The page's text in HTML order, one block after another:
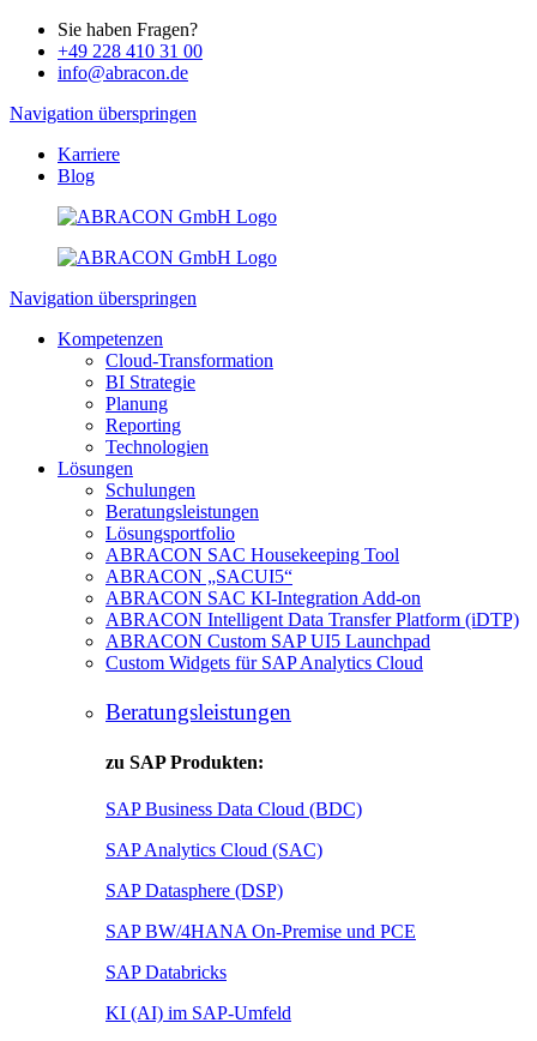
Sie haben Fragen?
+49 228 410 31 00
info@abracon.de
Navigation überspringen
Karriere
Blog
Navigation überspringen
Kompetenzen
Cloud-Transformation
BI Strategie
Planung
Reporting
Technologien
Lösungen
Schulungen
Beratungsleistungen
Lösungsportfolio
ABRACON SAC Housekeeping Tool
ABRACON „SACUI5“
ABRACON SAC KI-Integration Add-on
ABRACON Intelligent Data Transfer Platform (iDTP)
ABRACON Custom SAP UI5 Launchpad
Custom Widgets für SAP Analytics Cloud
Beratungsleistungen
zu SAP Produkten:
SAP Business Data Cloud (BDC)
SAP Analytics Cloud (SAC)
SAP Datasphere (DSP)
SAP BW/4HANA On-Premise und PCE
SAP Databricks
KI (AI) im SAP-Umfeld